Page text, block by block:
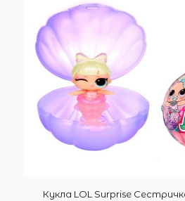
Кукла LOL Surprise